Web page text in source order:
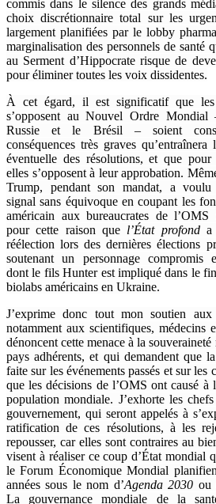
commis dans le silence des grands
choix discrétionnaire total sur les
largement planifiées par le lobby
marginalisation des personnels de santé
au Serment d’Hippocrate risque de
pour éliminer toutes les voix dissidentes.
À cet égard, il est significatif que
s’opposent au Nouvel Ordre Mondial
Russie et le Brésil – soient
conséquences très graves qu’entraînera
éventuelle des résolutions, et que pour
elles s’opposent à leur approbation.
Trump, pendant son mandat, a
signal sans équivoque en coupant les
américain aux bureaucrates de l’OMS
pour cette raison que l’État profonda
réélection lors des dernières élections
soutenant un personnage compromis
dont le fils Hunter est impliqué dans le
biolabs américains en Ukraine.
J’exprime donc tout mon soutien
notamment aux scientifiques, médecins
dénoncent cette menace à la souveraineté
pays adhérents, et qui demandent que
faite sur les événements passés et sur les
que les décisions de l’OMS ont causé à
population mondiale. J’exhorte les
gouvernement, qui seront appelés à
ratification de ces résolutions, à les
repousser, car elles sont contraires au
visent à réaliser ce coup d’État mondial
le Forum Économique Mondial
années sous le nom d’Agenda 2030 ou
La gouvernance mondiale de la